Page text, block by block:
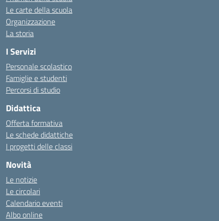
Le carte della scuola
Organizzazione
La storia
I Servizi
Personale scolastico
Famiglie e studenti
Percorsi di studio
Didattica
Offerta formativa
Le schede didattiche
I progetti delle classi
Novità
Le notizie
Le circolari
Calendario eventi
Albo online